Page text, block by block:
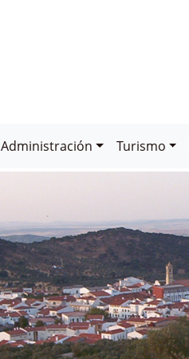
Administración Turismo